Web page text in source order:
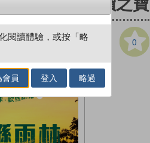
0
閱讀體驗，或按「略
會員 登入 略過